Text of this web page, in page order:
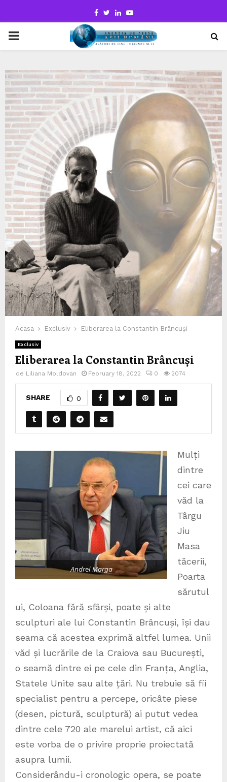
Facebook
TwitterLinkedinYoutube
PRIMARY
Acasa Exclusiv Eliberarea la Constantin Brâncuși
Exclusiv
Eliberarea la Constantin Brâncuși
de Liliana Moldovan February 18, 2022 0 2074
SHARE 0
Andrei Marga
Mulți
dintre
cei care
văd la
Târgu
Jiu
Masa
tăcerii,
Poarta
sărutul
ui, Coloana fără sfârși, poate și alte
sculpturi ale lui Constantin Brâncuși, își dau
seama că acestea exprimă altfel lumea. Unii
văd și lucrările de la Craiova sau București,
o seamă dintre ei pe cele din Franța, Anglia,
Statele Unite sau alte țări. Nu trebuie să fii
specialist pentru a percepe, oricâte piese
(desen, pictură, sculptură) ai putut vedea
dintre cele 720 ale marelui artist, că aici
este vorba de o privire proprie proiectată
asupra lumii.
Considerându-i cronologic opera, se poate